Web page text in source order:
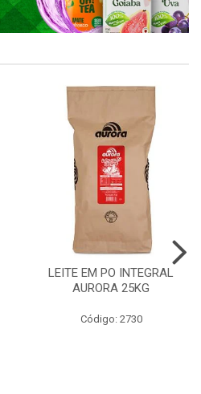
LEITE EM PO INTEGRAL
AURORA 25KG
Código: 2730